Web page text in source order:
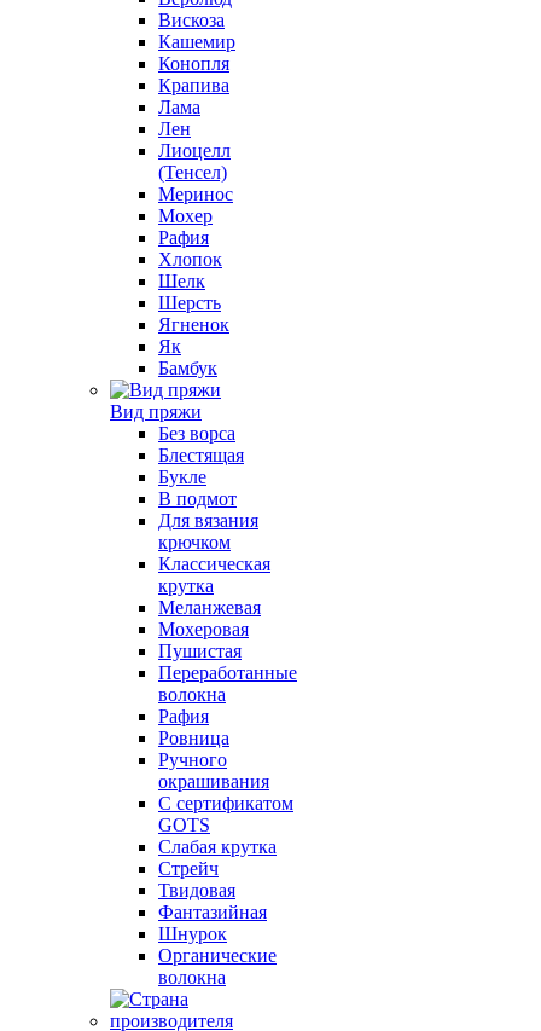
Вискоза
Кашемир
Конопля
Крапива
Лама
Лен
Лиоцелл
(Тенсел)
Меринос
Мохер
Рафия
Хлопок
Шелк
Шерсть
Ягненок
Як
Бамбук
Вид пряжи
Без ворса
Блестящая
Букле
В подмот
Для вязания
крючком
Классическая
крутка
Меланжевая
Мохеровая
Пушистая
Переработанные
волокна
Рафия
Ровница
Ручного
окрашивания
С сертификатом
GOTS
Слабая крутка
Стрейч
Твидовая
Фантазийная
Шнурок
Органические
волокна